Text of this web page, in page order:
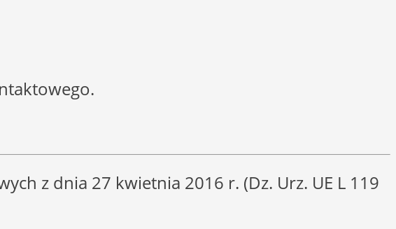
z dnia 27 kwietnia 2016 r. (Dz. Urz. UE L 119